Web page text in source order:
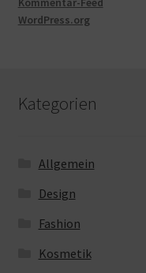
WordPress.org
Kategorien
Allgemein
Design
Fashion
Kosmetik